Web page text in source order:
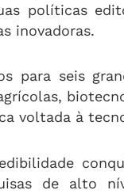
políticas
inovadoras.
para seis
voltada à
de alto